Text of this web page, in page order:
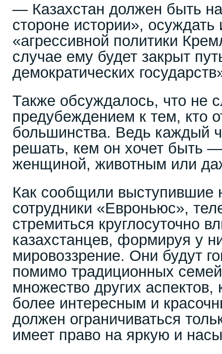
— Казахстан должен быть
стороне истории», осуждать
«агрессивной политики
случае ему будет закрыт
демократических
Также обсуждалось, что не
предубеждением к тем, кто
большинства. Ведь каждый
решать, кем он хочет быть
женщиной, животным или
Как сообщили выступившие
сотрудники «Евроньюс»,
стремиться круглосуточно
казахстанцев, формируя у
мировоззрение. Они будут
помимо традиционных
множество других
более интересным и
должен ограничиваться
имеет право на яркую и